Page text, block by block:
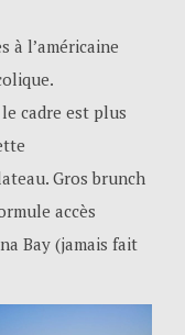
à l’américaine
cadre est plus
Gros brunch
accès
Bay (jamais fait